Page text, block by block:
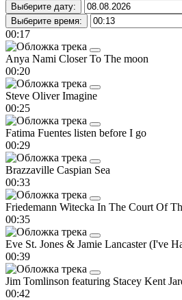
Выберите дату:
Выберите время:
00:17
Anya Nami Closer To The moon
00:20
Steve OliverImagine
00:25
Fatima Fuentes listen before I go
00:29
Brazzaville Caspian Sea
00:33
Friedemann Witecka In The Court Of
00:35
Eve St. Jones & Jamie Lancaster(I've
00:39
Jim Tomlinson featuring Stacey Kent
00:42